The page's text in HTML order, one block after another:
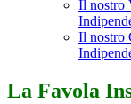
Il nostro
Il nostro
La Favola